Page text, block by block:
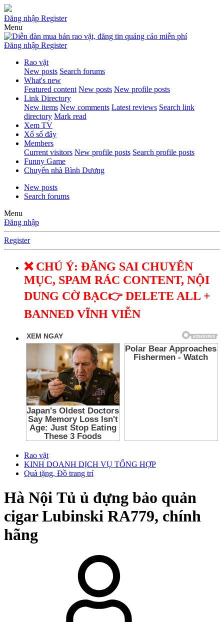
Đăng nhập Register
Menu
Đăng nhập Register
Rao vặt
New posts Search forums
What's new
Featured content New posts New profile posts
Link Directory
New items New comments Latest reviews Search link
directory Mark read
Xem TV
Xổ số đây
Members
Current visitors New profile posts Search profile posts
Funny Game
Chuyển nhà Bình Dương
New posts
Search forums
Menu
Đăng nhập
Register
❌ CHÚ Ý: ĐĂNG SAI CHUYÊN
MỤC, SPAM RÁC CONTENT, NỘI
DUNG CỜ BẠC👉 DELETE ALL +
BANNED VĨNH VIỄN
Rao vặt
KINH DOANH DỊCH VỤ TỔNG HỢP
Quà tặng, Đồ trang trí
Hà Nội Tủ ủ đựng bảo quản
cigar Lubinski RA779, chính
hãng